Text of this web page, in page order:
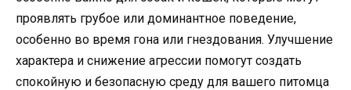
проявлять грубое или доминантное поведение,
особенно во время гона или гнездования. Улучшение
характера и снижение агрессии помогут создать
спокойную и безопасную среду для вашего питомца